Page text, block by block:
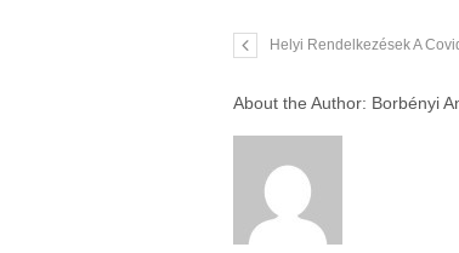
Helyi Rendelkezések A
About the Author: Borbényi